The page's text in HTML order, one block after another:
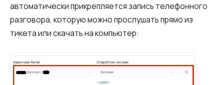
автоматически прикрепляется запись телефонного
разговора, которую можно прослушать прямо из
тикета или скачать на компьютер: